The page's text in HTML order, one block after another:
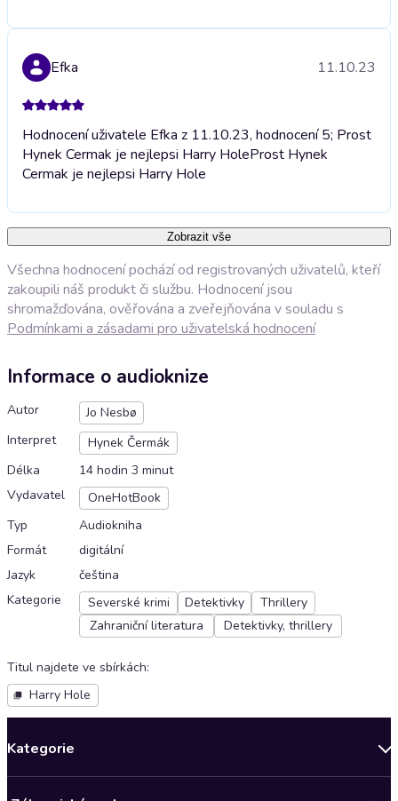
Efka 11.10.23
Hodnocení uživatele Efka z 11.10.23, hodnocení 5; Prost
Hynek Cermak je nejlepsi Harry HoleProst Hynek
Cermak je nejlepsi Harry Hole
Zobrazit vše
Všechna hodnocení pochází od registrovaných uživatelů, kteří
zakoupili náš produkt či službu. Hodnocení jsou
shromažďována, ověřována a zveřejňována v souladu s
Podmínkami a zásadami pro uživatelská hodnocení
Informace o audioknize
Autor
Jo Nesbø
Interpret
Hynek Čermák
Délka
14 hodin 3 minut
Vydavatel
OneHotBook
Typ
Audiokniha
Formát
digitální
Jazyk
čeština
Kategorie
Severské krimi Detektivky
Thrillery
Zahraniční literatura
Detektivky, thrillery
Titul najdete ve sbírkách:
Harry Hole
Kategorie